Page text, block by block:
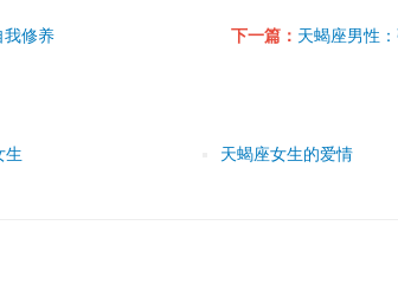
我修养 下一篇： 天蝎座男性
生 天蝎座女生的爱情